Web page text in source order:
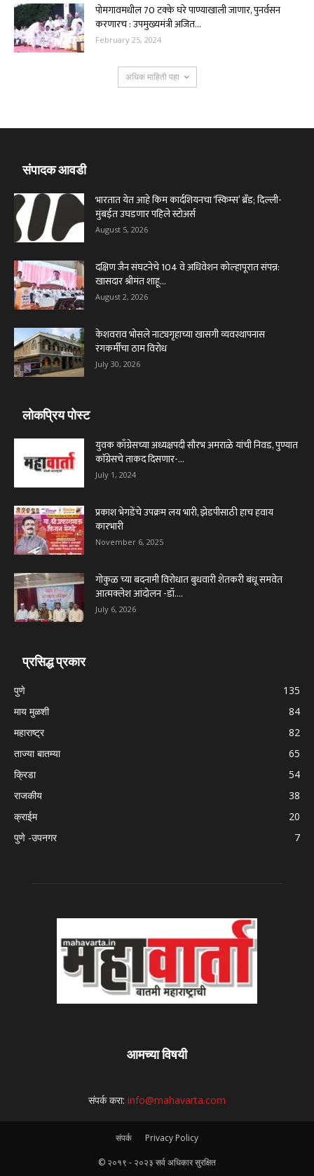
पोमगावमधील 70 टक्के घरे पाण्याखाली जाणार, पुनर्वसन
करणारच : उपमुख्यमंत्री अजित...
February 25, 2024
अधिक माहिती पहा
संपादक आवडी
भारतात येत आहे किम कार्दशियनचा ‘स्किम्स’ ब्रँड; दिल्ली-
मुंबईत उघडणार पहिले स्टोअर्स
August 5, 2026
दक्षिण जैन संघटनेचे 104 वे अधिवेशन कोल्हापूरात संपन्न:
खासदार श्रीमंत शाहू...
August 2, 2026
केशवराव भोसले नाट्यगृहाच्या खासगी व्यवस्थापनास
रंगकर्मींचा ठाम विरोध
July 30, 2026
लोकप्रिय पोस्ट
युवक काँग्रेसच्या अध्यक्षपदी सौरभ अमराळे यांची निवड, पुण्यात
काॅग्रेसचे ताकद दिसणार-...
July 1, 2024
प्रकाश भेगडेंचे उपक्रम लय भारी, झेडपीसाठी हाच हवाय
कारभारी
November 6, 2025
गोकुळ च्या बदनामी विरोधात बुधवारी शेतकरी बंधू समवेत
आत्मक्लेश आंदोलन -डॉ....
July 6, 2026
प्रसिद्ध प्रकार
पुणे
135
माय मुळशी
84
महाराष्ट्र
82
ताज्या बातम्या
65
क्रिडा
54
राजकीय
38
क्राईम
20
पुणे -उपनगर
7
आमच्या विषयी
संपर्क करा: info@mahavarta.com
संपर्क Privacy Policy
© २०१९ - २०२३ सर्व अधिकार सुरक्षित